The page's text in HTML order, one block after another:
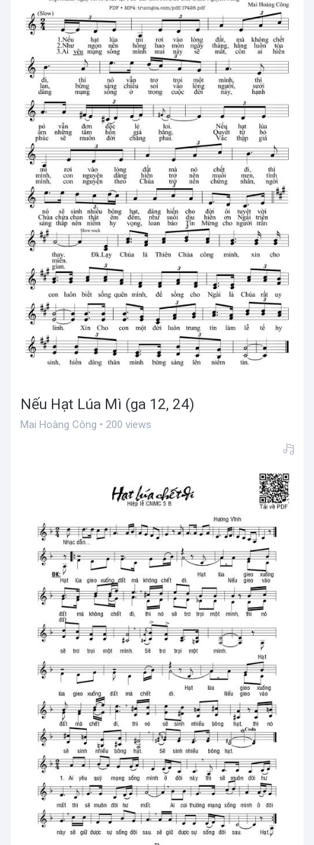
Nếu Hạt Lúa Mì (ga 12, 24)
Mai Hoàng Công • 200 views